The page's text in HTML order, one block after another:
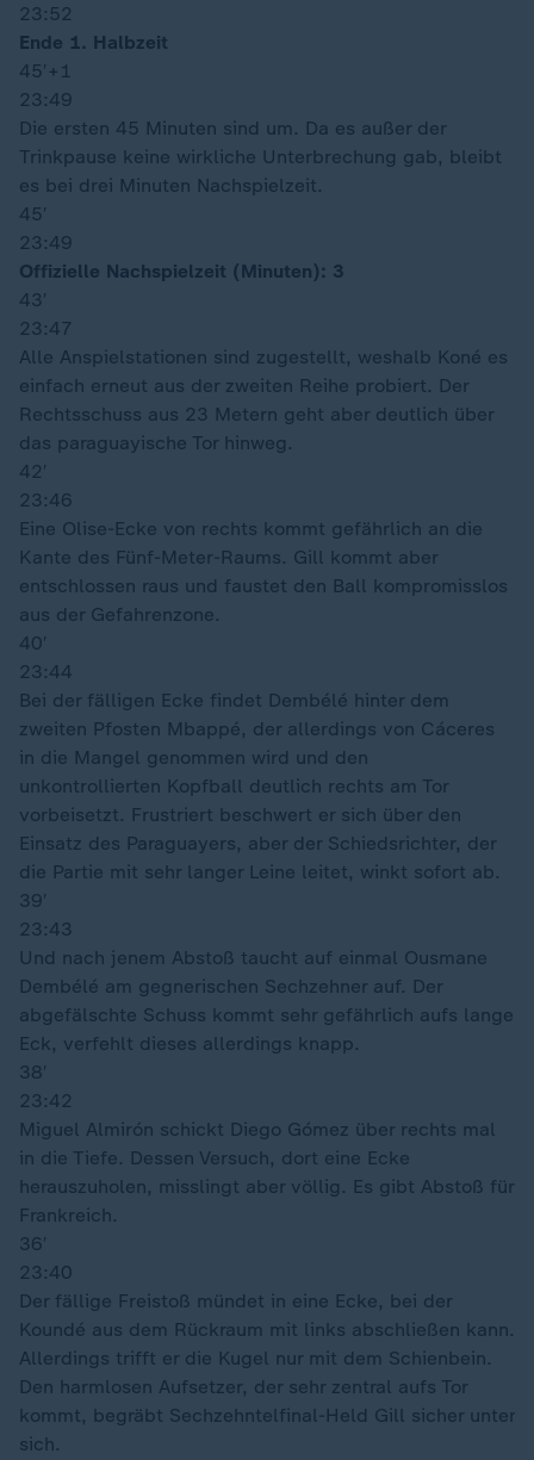
23:52
Ende 1. Halbzeit
45′ +1
23:49
Die ersten 45 Minuten sind um. Da es außer der
Trinkpause keine wirkliche Unterbrechung gab, bleibt
es bei drei Minuten Nachspielzeit.
45′
23:49
Offizielle Nachspielzeit (Minuten): 3
43′
23:47
Alle Anspielstationen sind zugestellt, weshalb Koné es
einfach erneut aus der zweiten Reihe probiert. Der
Rechtsschuss aus 23 Metern geht aber deutlich über
das paraguayische Tor hinweg.
42′
23:46
Eine Olise-Ecke von rechts kommt gefährlich an die
Kante des Fünf-Meter-Raums. Gill kommt aber
entschlossen raus und faustet den Ball kompromisslos
aus der Gefahrenzone.
40′
23:44
Bei der fälligen Ecke findet Dembélé hinter dem
zweiten Pfosten Mbappé, der allerdings von Cáceres
in die Mangel genommen wird und den
unkontrollierten Kopfball deutlich rechts am Tor
vorbeisetzt. Frustriert beschwert er sich über den
Einsatz des Paraguayers, aber der Schiedsrichter, der
die Partie mit sehr langer Leine leitet, winkt sofort ab.
39′
23:43
Und nach jenem Abstoß taucht auf einmal Ousmane
Dembélé am gegnerischen Sechzehner auf. Der
abgefälschte Schuss kommt sehr gefährlich aufs lange
Eck, verfehlt dieses allerdings knapp.
38′
23:42
Miguel Almirón schickt Diego Gómez über rechts mal
in die Tiefe. Dessen Versuch, dort eine Ecke
herauszuholen, misslingt aber völlig. Es gibt Abstoß für
Frankreich.
36′
23:40
Der fällige Freistoß mündet in eine Ecke, bei der
Koundé aus dem Rückraum mit links abschließen kann.
Allerdings trifft er die Kugel nur mit dem Schienbein.
Den harmlosen Aufsetzer, der sehr zentral aufs Tor
kommt, begräbt Sechzehntelfinal-Held Gill sicher unter
sich.